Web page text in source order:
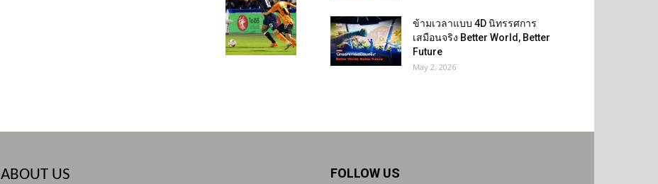
ข้ามเวลาแบบ 4D นิทรรศการ
เสมือนจริง Better World, Better
Future
May 2, 2026
ABOUT US FOLLOW US